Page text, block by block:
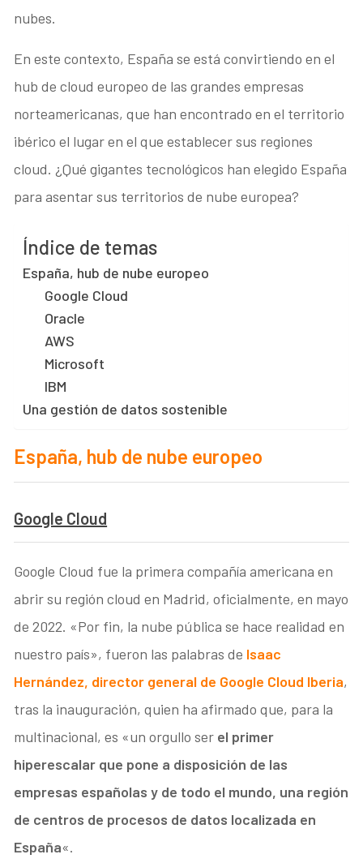
nubes.
En este contexto, España se está convirtiendo en el
hub de cloud europeo de las grandes empresas
norteamericanas, que han encontrado en el territorio
ibérico el lugar en el que establecer sus regiones
cloud. ¿Qué gigantes tecnológicos han elegido España
para asentar sus territorios de nube europea?
Índice de temas
España, hub de nube europeo
Google Cloud
Oracle
AWS
Microsoft
IBM
Una gestión de datos sostenible
España, hub de nube europeo
Google Cloud
Google Cloud fue la primera compañía americana en
abrir su región cloud en Madrid, oficialmente, en mayo
de 2022. «Por fin, la nube pública se hace realidad en
nuestro país», fueron las palabras de Isaac
Hernández, director general de Google Cloud Iberia,
tras la inauguración, quien ha afirmado que, para la
multinacional, es «un orgullo ser el primer
hiperescalar que pone a disposición de las
empresas españolas y de todo el mundo, una región
de centros de procesos de datos localizada en
España«.